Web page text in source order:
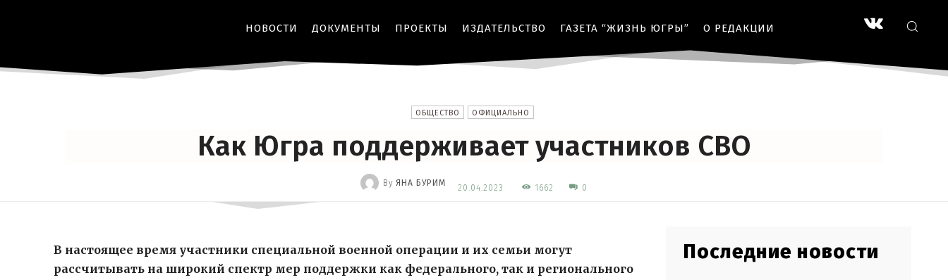
НОВОСТИ ДОКУМЕНТЫ ПРОЕКТЫ ИЗДАТЕЛЬСТВО ГАЗЕТА “ЖИЗНЬ ЮГРЫ” О РЕДАКЦИИ
ОБЩЕСТВО ОФИЦИАЛЬНО
Как Югра поддерживает участников СВО
By ЯНА БУРИМ 20.04.2023 1662 0
В настоящее время участники специальной военной операции и их семьи могут
рассчитывать на широкий спектр мер поддержки как федерального, так и регионального
Последние новости